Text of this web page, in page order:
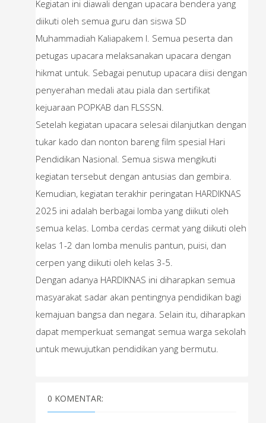
Kegiatan ini diawali dengan upacara bendera yang
diikuti oleh semua guru dan siswa SD
Muhammadiah Kaliapakem I. Semua peserta dan
petugas upacara melaksanakan upacara dengan
hikmat untuk. Sebagai penutup upacara diisi dengan
penyerahan medali atau piala dan sertifikat
kejuaraan POPKAB dan FLSSSN.
Setelah kegiatan upacara selesai dilanjutkan dengan
tukar kado dan nonton bareng film spesial Hari
Pendidikan Nasional. Semua siswa mengikuti
kegiatan tersebut dengan antusias dan gembira.
Kemudian, kegiatan terakhir peringatan HARDIKNAS
2025 ini adalah berbagai lomba yang diikuti oleh
semua kelas. Lomba cerdas cermat yang diikuti oleh
kelas 1-2 dan lomba menulis pantun, puisi, dan
cerpen yang diikuti oleh kelas 3-5.
Dengan adanya HARDIKNAS ini diharapkan semua
masyarakat sadar akan pentingnya pendidikan bagi
kemajuan bangsa dan negara. Selain itu, diharapkan
dapat memperkuat semangat semua warga sekolah
untuk mewujutkan pendidikan yang bermutu.
0 KOMENTAR: